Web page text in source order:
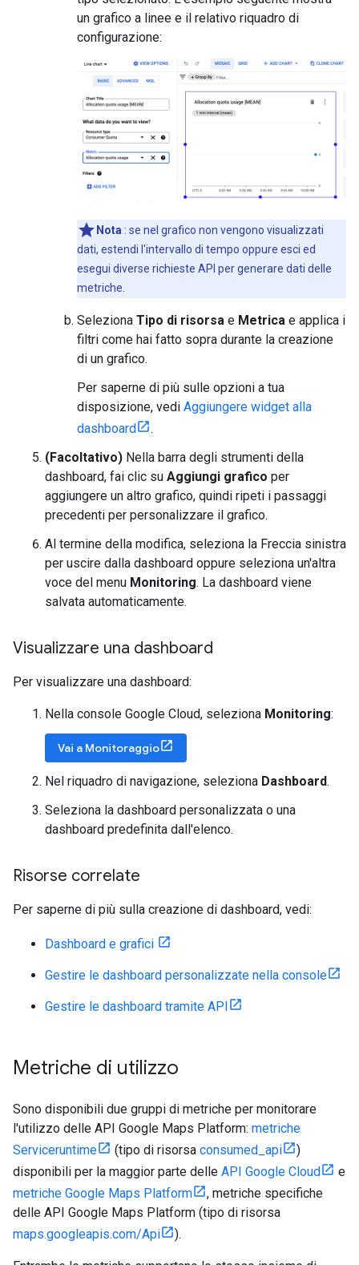
un grafico a linee e il relativo riquadro di
configurazione:
Nota : se nel grafico non vengono visualizzati
dati, estendi l'intervallo di tempo oppure esci ed
esegui diverse richieste API per generare dati delle
metriche.
Seleziona Tipo di risorsa e Metrica e applica i
filtri come hai fatto sopra durante la creazione
di un grafico.
Per saperne di più sulle opzioni a tua
disposizione, vedi Aggiungere widget alla
dashboard
.
(Facoltativo) Nella barra degli strumenti della
dashboard, fai clic su Aggiungi grafico per
aggiungere un altro grafico, quindi ripeti i passaggi
precedenti per personalizzare il grafico.
Al termine della modifica, seleziona la Freccia sinistra
per uscire dalla dashboard oppure seleziona un'altra
voce del menu Monitoring. La dashboard viene
salvata automaticamente.
Visualizzare una dashboard
Per visualizzare una dashboard:
Nella console Google Cloud, seleziona Monitoring:
Vai a Monitoraggio
Nel riquadro di navigazione, seleziona Dashboard.
Seleziona la dashboard personalizzata o una
dashboard predefinita dall'elenco.
Risorse correlate
Per saperne di più sulla creazione di dashboard, vedi:
Dashboard e grafici
Gestire le dashboard personalizzate nella console
Gestire le dashboard tramite API
Metriche di utilizzo
Sono disponibili due gruppi di metriche per monitorare
l'utilizzo delle API Google Maps Platform: metriche
Serviceruntime
(tipo di risorsa consumed_api
)
disponibili per la maggior parte delle API Google Cloud
e
metriche Google Maps Platform
, metriche specifiche
delle API Google Maps Platform (tipo di risorsa
maps.googleapis.com/Api
).